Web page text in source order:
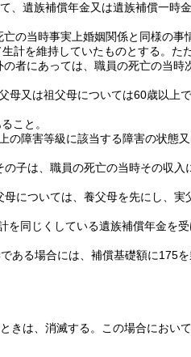
遺族補償年金又は遺族補償一時金
の当時事実上婚姻関係と同様の事
計を維持していたものとする。 た
の者にあっては、職員の死亡の当時
父母又は祖父母については60歳以上
こと。
の障害等級に該当する障害の状態
子は、職員の死亡の当時その収入
については、養父母を先にし、実
同じくしている遺族補償年金を
ある場合には、補償基礎額に175
きは、消滅する。
この場合におい